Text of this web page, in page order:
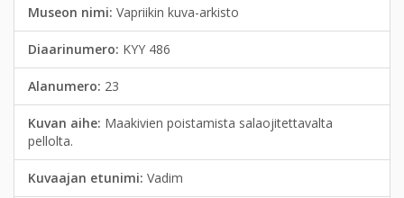
Museon nimi: Vapriikin kuva-arkisto
Diaarinumero: KYY 486
Alanumero: 23
Kuvan aihe: Maakivien poistamista salaojitettavalta
pellolta.
Kuvaajan etunimi: Vadim